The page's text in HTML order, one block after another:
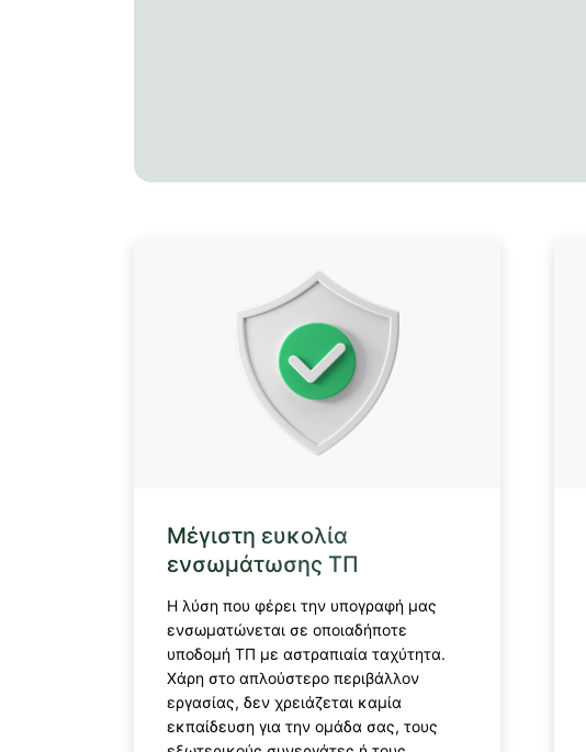
Μέγιστη ευκολία
ενσωμάτωσης ΤΠ
Η λύση που φέρει την υπογραφή μας
ενσωματώνεται σε οποιαδήποτε
υποδομή ΤΠ με αστραπιαία ταχύτητα.
Χάρη στο απλούστερο περιβάλλον
εργασίας, δεν χρειάζεται καμία
εκπαίδευση για την ομάδα σας, τους